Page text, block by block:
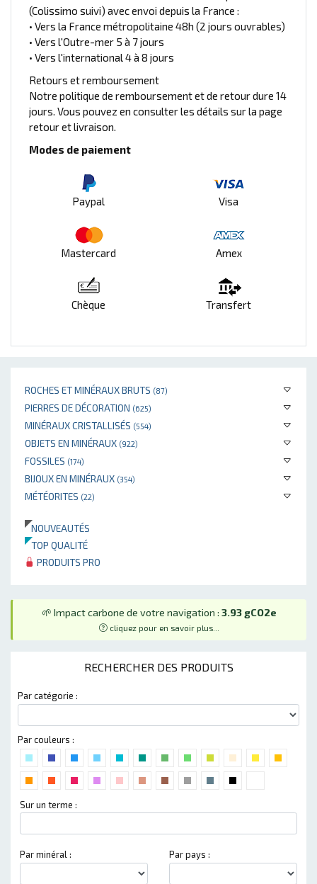
ROCHES ET MINÉRAUX BRUTS (87)
PIERRES DE DÉCORATION (625)
MINÉRAUX CRISTALLISÉS (554)
OBJETS EN MINÉRAUX (922)
FOSSILES (174)
BIJOUX EN MINÉRAUX (354)
MÉTÉORITES (22)
NOUVEAUTÉS
TOP QUALITÉ
PRODUITS PRO
🌱 Impact carbone de votre navigation : 3.93 gCO2e
cliquez pour en savoir plus...
RECHERCHER DES PRODUITS
Par catégorie :
Par couleurs :
Sur un terme :
Par minéral : Par pays :
(Colissimo suivi) avec envoi depuis la France :
• Vers la France métropolitaine 48h (2 jours ouvrables)
• Vers l'Outre-mer 5 à 7 jours
• Vers l'international 4 à 8 jours
Retours et remboursement
Notre politique de remboursement et de retour dure 14
jours. Vous pouvez en consulter les détails sur la page
retour et livraison.
Modes de paiement
Paypal Visa
Mastercard Amex
Chèque Transfert